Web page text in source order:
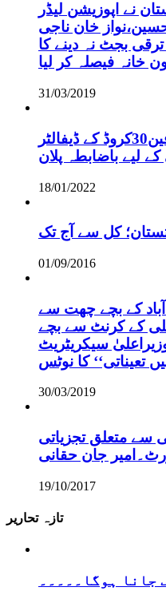
نے اپوزیشن لیڈر
خان ناجی
بجٹ نہ دینے کا
خانہ فیصلہ کر لیا
31/03/2019
گلگت بلتستان، بجلی صارفین30کروڈ کے ڈیفالٹر
لیے باضابطہ پلان
18/01/2022
کل سے آج تک
01/09/2016
کے بچے چھت سے
کے کرنٹ سے بچے
سیکریٹریٹ
تعیناتی‘‘ کا نوٹس
30/03/2019
سے متعلق تجزیاتی
جان حقانی
19/10/2017
تازہ تحاریر
جانا ہوگا۔۔۔۔۔